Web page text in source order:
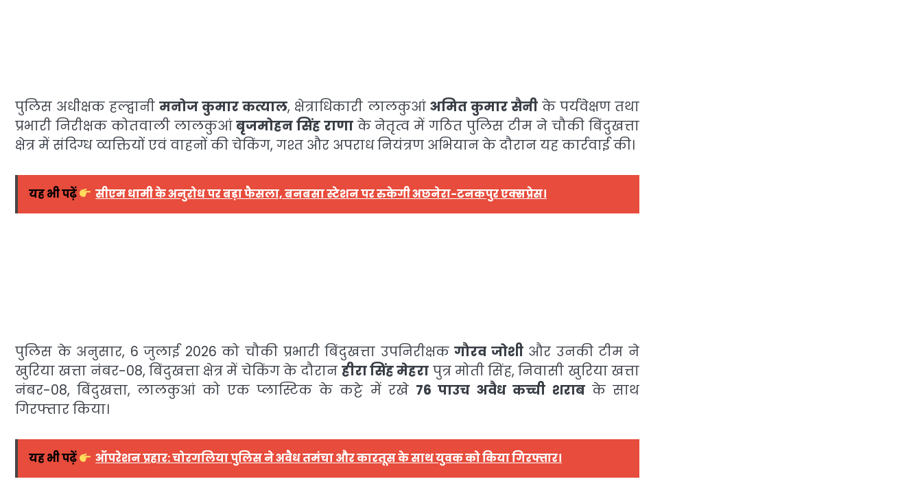
पुलिस अधीक्षक हल्द्वानीमनोज कुमार कत्याल, क्षेत्राधिकारी लालकुआं अमित कुमार सैनीके पर्यवेक्षण तथा
प्रभारी निरीक्षक कोतवाली लालकुआंबृजमोहन सिंह राणाके नेतृत्व में गठित पुलिस टीम ने चौकी बिंदुखत्ता
क्षेत्र में संदिग्ध व्यक्तियों एवं वाहनों की चेकिंग, गश्त और अपराध नियंत्रण अभियान के दौरान यह कार्रवाई की।
यह भी पढ़ें सीएम धामी के अनुरोध पर बड़ा फैसला, बनबसा स्टेशन पर रुकेगी अछनेरा-टनकपुर एक्सप्रेस।
पुलिस के अनुसार, 6 जुलाई 2026 को चौकी प्रभारी बिंदुखत्ता उपनिरीक्षकगौरव जोशीऔर उनकी टीम ने
खुरिया खत्ता नंबर-08, बिंदुखत्ता क्षेत्र में चेकिंग के दौरान हीरा सिंह मेहरा पुत्र मोती सिंह, निवासी खुरिया खत्ता
नंबर-08, बिंदुखत्ता, लालकुआं को एक प्लास्टिक के कट्टे में रखे 76 पाउच अवैध कच्ची शराबके साथ
गिरफ्तार किया।
यह भी पढ़ें ऑपरेशन प्रहार: चोरगलिया पुलिस ने अवैध तमंचा और कारतूस के साथ युवक को किया गिरफ्तार।